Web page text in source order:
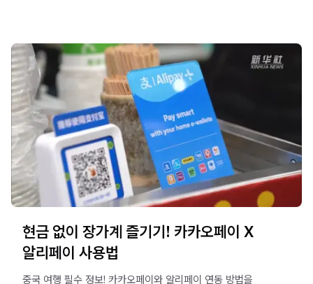
현금 없이 장가계 즐기기! 카카오페이 X
알리페이 사용법
중국 여행 필수 정보! 카카오페이와 알리페이 연동 방법을